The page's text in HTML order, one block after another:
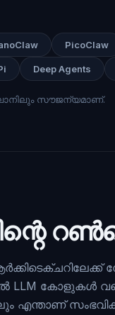
PicoClaw
Deep Agents
പ്ലാനിലും സൗജന്യമാണ്.
LLM കോളുകൾ